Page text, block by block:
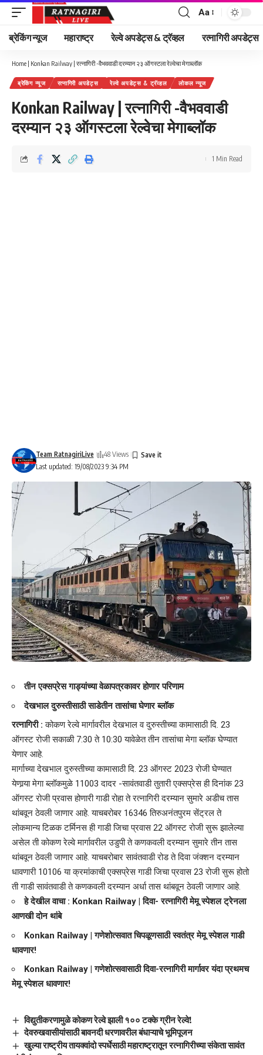
Font
Resizer
Aa
ब्रेकिंग न्यूज महाराष्ट्र रेल्वे अपडेट्स & ट्रॅव्हल रत्नागिरी अपडेट्स
Home | Konkan Railway | रत्नागिरी -वैभववाडी दरम्यान २३ ऑगस्टला रेल्वेचा मेगाब्लॉक
ब्रेकिंग न्यूज रत्नागिरी अपडेट्स रेल्वे अपडेट्स & ट्रॅव्हल लोकल न्यूज
Konkan Railway | रत्नागिरी -वैभववाडी
दरम्यान २३ ऑगस्टला रेल्वेचा मेगाब्लॉक
Last updated: 19/08/2023 9:34 PM
Team RatnagiriLive 48 Views
1 Min Read
तीन एक्सप्रेस गाड्यांच्या वेळापत्रकावर होणार परिणाम
देखभाल दुरुस्तीसाठी साडेतीन तासांचा घेणार ब्लॉक
रत्नागिरी : कोकण रेल्वे मार्गावरील देखभाल व दुरुस्तीच्या कामासाठी दि. 23
ऑगस्ट रोजी सकाळी 7:30 ते 10:30 यावेळेत तीन तासांचा मेगा ब्लॉक घेण्यात
येणार आहे.
मार्गाच्या देखभाल दुरुस्तीच्या कामासाठी दि. 23 ऑगस्ट 2023 रोजी घेण्यात
येणार्‍या मेगा ब्लॉकमुळे 11003 दादर -सावंतवाडी तुतारी एक्सप्रेस ही दिनांक 23
ऑगस्ट रोजी प्रवास होणारी गाडी रोहा ते रत्नागिरी दरम्यान सुमारे अडीच तास
थांबवून ठेवली जाणार आहे. याचबरोबर 16346 तिरुअनंतपुरम सेंट्रल ते
लोकमान्य टिळक टर्मिनस ही गाडी जिचा प्रवास 22 ऑगस्ट रोजी सुरू झालेल्या
असेल ती कोकण रेल्वे मार्गावरील उडुपी ते कणकवली दरम्यान सुमारे तीन तास
थांबवून ठेवली जाणार आहे. याचबरोबार सावंतवाडी रोड ते दिवा जंक्शन दरम्यान
धावणारी 10106 या क्रमांकाची एक्सप्रेस गाडी जिचा प्रवास 23 रोजी सुरू होतो
ती गाडी सावंतवाडी ते कणकवली दरम्यान अर्धा तास थांबवून ठेवली जाणार आहे.
हे देखील वाचा : Konkan Railway | दिवा- रत्नागिरी मेमू स्पेशल ट्रेनला
आणखी दोन थांबे
Konkan Railway | गणेशोत्सवात चिपळूणसाठी स्वतंत्र मेमू स्पेशल गाडी
धावणार!
Konkan Railway | गणेशोत्सवासाठी दिवा-रत्नागिरी मार्गावर यंदा प्रथमच
मेमू स्पेशल धावणार!
विद्युतीकरणामुळे कोकण रेल्वे झाली १०० टक्के ग्रीन रेल्वे!
देवरुखवासीयांसाठी बावनदी धरणावरील बंधाऱ्याचे भूमिपूजन
खुल्या राष्ट्रीय तायक्वांदो स्पर्धेसाठी महाराष्ट्रातून रत्नागिरीच्या संकेता सावंत